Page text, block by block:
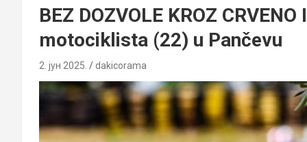
BEZ DOZVOLE KROZ
motociklista (22) u Pančevu
2. јун 2025. dakicorama